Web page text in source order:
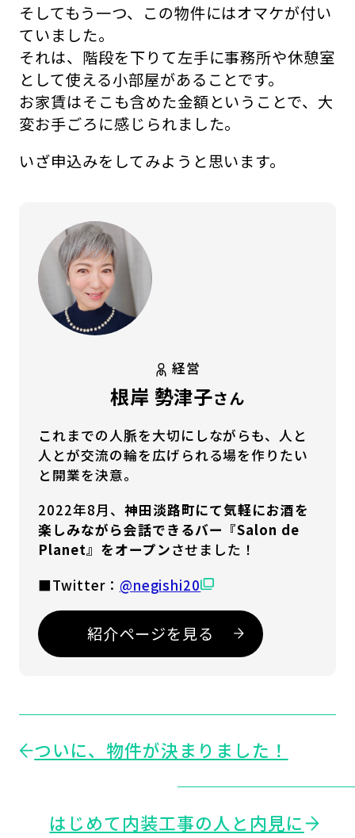
そしてもう一つ、この物件にはオマケが付い
ていました。
それは、階段を下りて左手に事務所や休憩室
として使える小部屋があることです。
お家賃はそこも含めた金額ということで、大
変お手ごろに感じられました。
いざ申込みをしてみようと思います。
経営
根岸 勢津子さん
これまでの人脈を大切にしながらも、人と
人とが交流の輪を広げられる場を作りたい
と開業を決意。
2022年8月、 神田淡路町にて気軽にお酒を
楽しみながら会話できるバー『Salon de
Planet』をオープンさせました！
■Twitter： @negishi20
紹介ページを見る
ついに、物件が決まりました！
はじめて内装工事の人と内見に